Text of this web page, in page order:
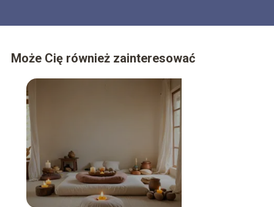
Może Cię również zainteresować